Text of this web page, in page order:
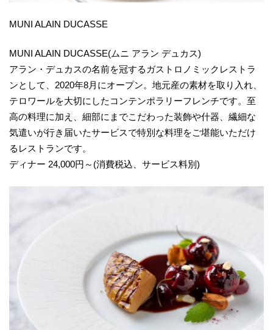
MUNI ALAIN DUCASSE
MUNI ALAIN DUCASSE(ムニ アラン デュカス)
アラン・デュカスの名前を冠するガストロノミックレストラ
ンとして、2020年8月にオープン。地元産の素材を取り入れ、
テロワールを大切にしたコンテンポラリーフレンチです。至
高の料理に加え、細部にまでこだわった装飾や什器、繊細な
気遣いが行き届いたサービスで特別な料理をご堪能いただけ
るレストランです。
ディナー 24,000円～(消費税込、サービス料別)